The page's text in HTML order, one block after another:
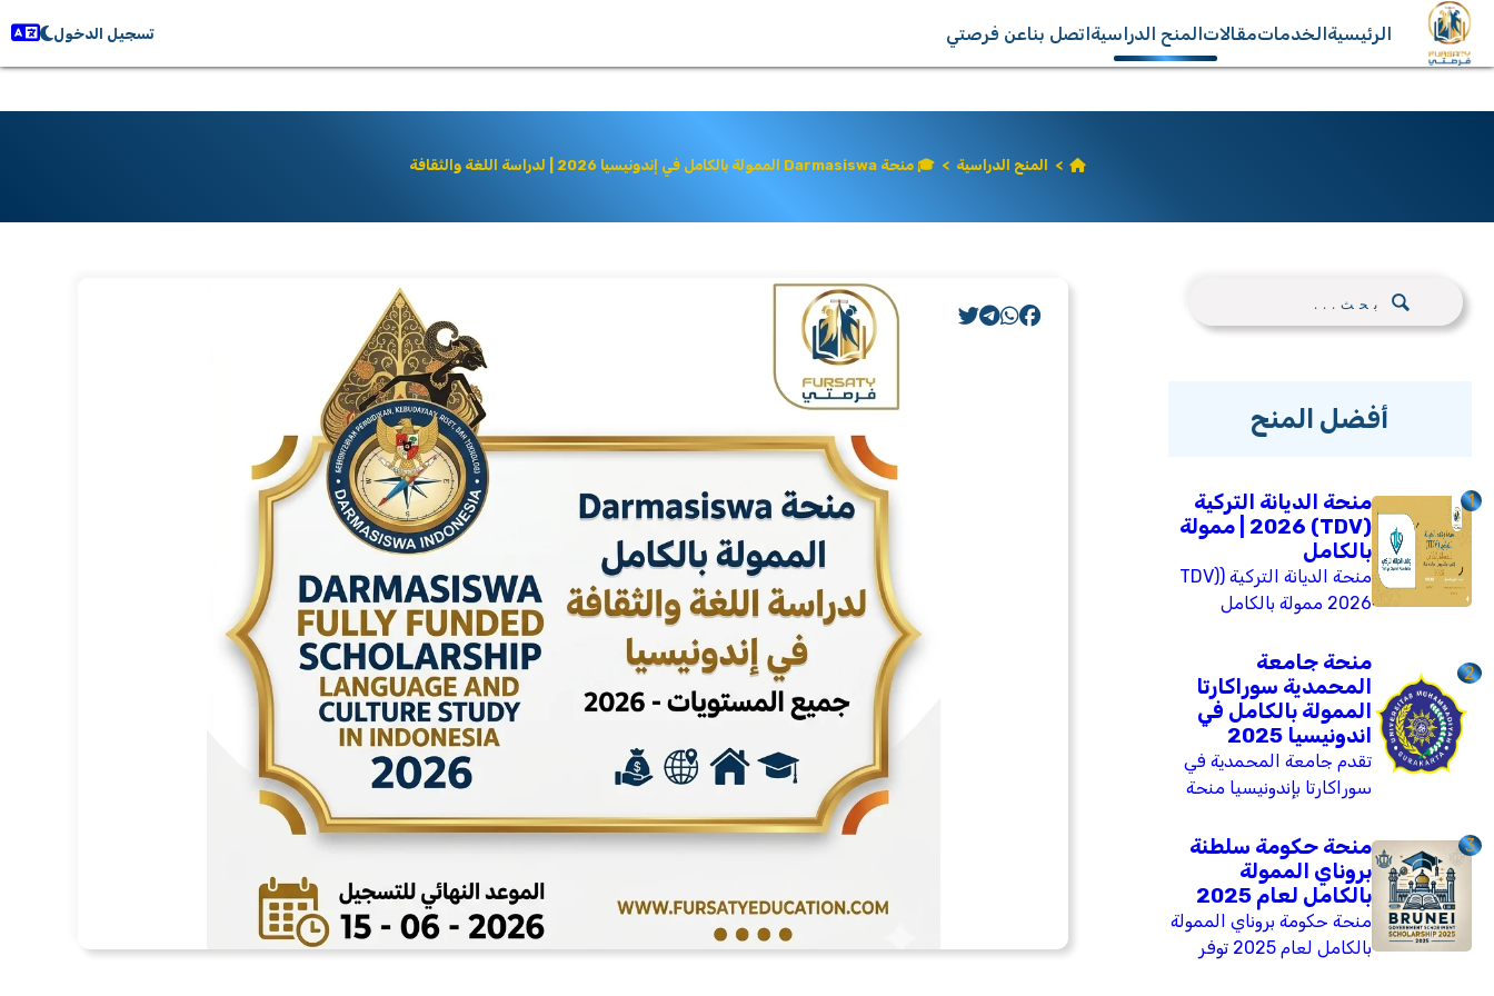
الرئيسيةالخدماتمقالاتالمنح الدراسيةاتصل بناعن فرصتي تسجيل الدخول
> المنح الدراسية >🎓 منحة Darmasiswa الممولة بالكامل في إندونيسيا 2026 | لدراسة اللغة والثقافة
أفضل المنح
1
منحة الديانة التركية
(TDV) 2026 | ممولة
بالكامل
منحة الديانة التركية (TDV)
2026 ممولة بالكامل
والدراسات العليا. تشمل
تذاكر طيران، سكناً، وراتباً
شهرياً. متاحة لجميع
الجنسيات. الموعد النهائي:
28 فبراير 2026.
2
منحة جامعة
المحمدية سوراكارتا
الممولة بالكامل في
اندونيسيا 2025
تقدم جامعة المحمدية في
سوراكارتا بإندونيسيا منحة
2025 تشمل برامج
البكالوريوس، الماجستير،
والدكتوراه. تغطي المنحة
الرسوم الدراسية، بدل
معيشة، تكاليف الكتب،
3
منحة حكومة سلطنة
بروناي الممولة
بالكامل لعام 2025
منحة حكومة بروناي الممولة
بالكامل لعام 2025 توفر